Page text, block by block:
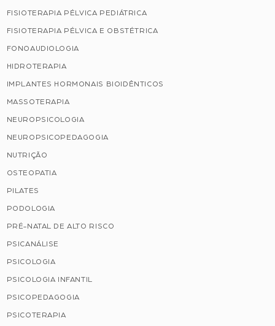
FISIOTERAPIA PÉLVICA PEDIÁTRICA
FISIOTERAPIA PÉLVICA E OBSTÉTRICA
FONOAUDIOLOGIA
HIDROTERAPIA
IMPLANTES HORMONAIS BIOIDÊNTICOS
MASSOTERAPIA
NEUROPSICOLOGIA
NEUROPSICOPEDAGOGIA
NUTRIÇÃO
OSTEOPATIA
PILATES
PODOLOGIA
PRÉ-NATAL DE ALTO RISCO
PSICANÁLISE
PSICOLOGIA
PSICOLOGIA INFANTIL
PSICOPEDAGOGIA
PSICOTERAPIA